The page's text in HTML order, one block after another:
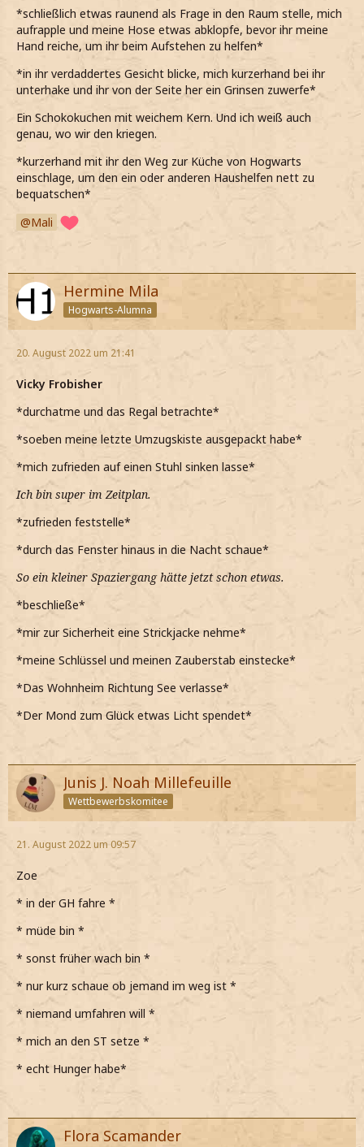
*schließlich etwas raunend als Frage in den Raum stelle, mich
aufrapple und meine Hose etwas abklopfe, bevor ihr meine
Hand reiche, um ihr beim Aufstehen zu helfen*
*in ihr verdaddertes Gesicht blicke, mich kurzerhand bei ihr
unterhake und ihr von der Seite her ein Grinsen zuwerfe*
Ein Schokokuchen mit weichem Kern. Und ich weiß auch
genau, wo wir den kriegen.
*kurzerhand mit ihr den Weg zur Küche von Hogwarts
einschlage, um den ein oder anderen Haushelfen nett zu
bequatschen*
Mali
Hermine Mila
Hogwarts-Alumna
20. August 2022 um 21:41
Vicky Frobisher
*durchatme und das Regal betrachte*
*soeben meine letzte Umzugskiste ausgepackt habe*
*mich zufrieden auf einen Stuhl sinken lasse*
Ich bin super im Zeitplan.
*zufrieden feststelle*
*durch das Fenster hinaus in die Nacht schaue*
So ein kleiner Spaziergang hätte jetzt schon etwas.
*beschließe*
*mir zur Sicherheit eine Strickjacke nehme*
*meine Schlüssel und meinen Zauberstab einstecke*
*Das Wohnheim Richtung See verlasse*
*Der Mond zum Glück etwas Licht spendet*
Junis J. Noah Millefeuille
Wettbewerbskomitee
21. August 2022 um 09:57
Zoe
* in der GH fahre *
* müde bin *
* sonst früher wach bin *
* nur kurz schaue ob jemand im weg ist *
* niemand umfahren will *
* mich an den ST setze *
* echt Hunger habe*
Flora Scamander